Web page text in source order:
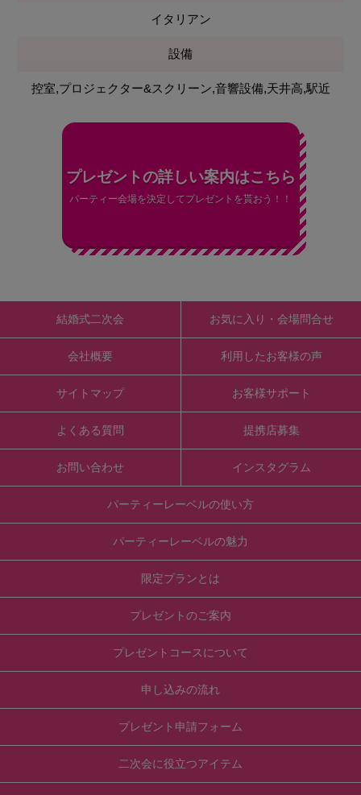
イタリアン
設備
控室,プロジェクター&スクリーン,音響設備,天井高,駅近
プレゼントの詳しい案内はこちら
パーティー会場を決定してプレゼントを貰おう！！
結婚式二次会
会社概要
サイトマップ
よくある質問
お問い合わせ
お気に入り・会場問合せ
利用したお客様の声
お客様サポート
提携店募集
インスタグラム
パーティーレーベルの使い方
パーティーレーベルの魅力
限定プランとは
プレゼントのご案内
プレゼントコースについて
申し込みの流れ
プレゼント申請フォーム
二次会に役立つアイテム